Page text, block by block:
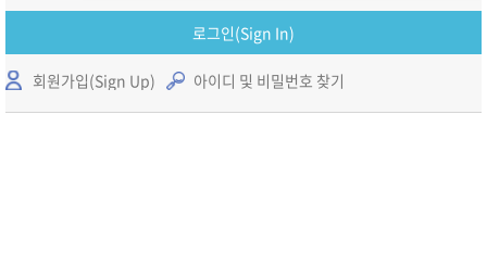
로그인(Sign In)
회원가입(Sign Up) 아이디 및 비밀번호 찾기